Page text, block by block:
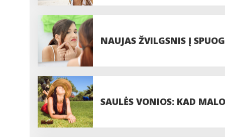
NAUJAS ŽVILGSNIS Į
SAULĖS VONIOS: KAD